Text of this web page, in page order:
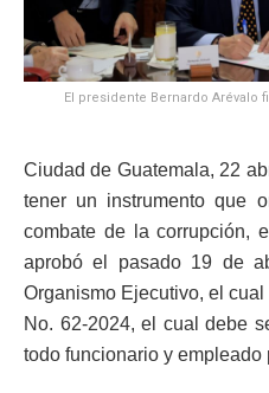
El presidente Bernardo Arévalo
Ciudad de Guatemala, 22
tener un instrumento que
combate de la corrupción,
aprobó el pasado 19 de
Organismo Ejecutivo, el
No. 62-2024, el cual debe
todo funcionario y empleado